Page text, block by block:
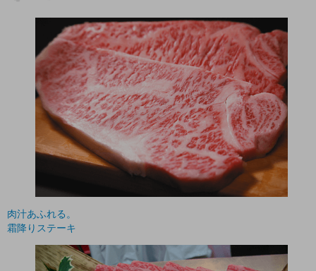
肉汁あふれる。
霜降りステーキ